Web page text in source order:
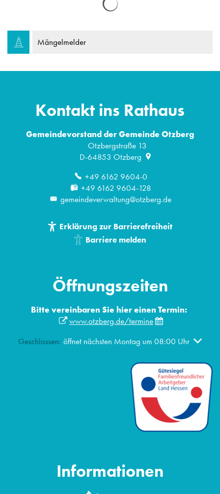
Mängelmelder
Kontakt ins Rathaus
Gemeindevorstand der Gemeinde Otzberg
Otzbergstraße 13
D-64853 Otzberg
+49 6162 9604-0
+49 6162 9604-128
gemeindeverwaltung@otzberg.de
Erklärung zur Barrierefreiheit
Barriere melden
Öffnungszeiten
Bitte vereinbaren Sie hier einen Termin:
www.otzberg.de/termine
Klicken, um weitere Öffnungs- oder Schließzeiten
Geschlossen: öffnet nächsten Montag um 08:00 Uhr
Informationen